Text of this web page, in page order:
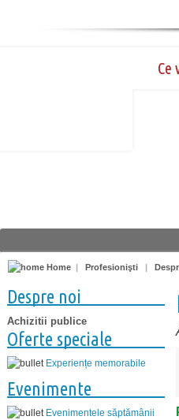
Ce
Home | Profesionişti |
Despre noi
Achizitii publice
Oferte speciale
Experiențe memorabile
Evenimente
Evenimentele săptămânii